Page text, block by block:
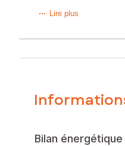
à Vinassan, maison
enterrée d'environ
A l'étage : 4
Des équipements de
Située dans une
Lire plus
Bilan énergétique